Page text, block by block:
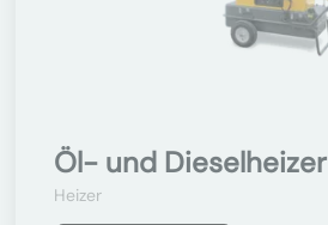
Öl- und Dieselheizer
Heizer